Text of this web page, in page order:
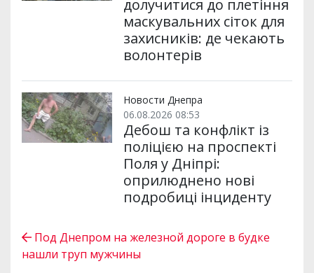
долучитися до плетіння
маскувальних сіток для
захисників: де чекають
волонтерів
Новости Днепра
06.08.2026 08:53
Дебош та конфлікт із
поліцією на проспекті
Поля у Дніпрі:
оприлюднено нові
подробиці інциденту
Под Днепром на железной дороге в будке
нашли труп мужчины